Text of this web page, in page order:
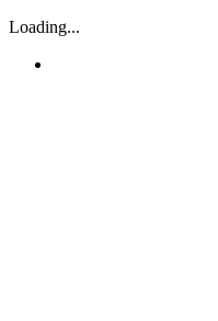
Loading...